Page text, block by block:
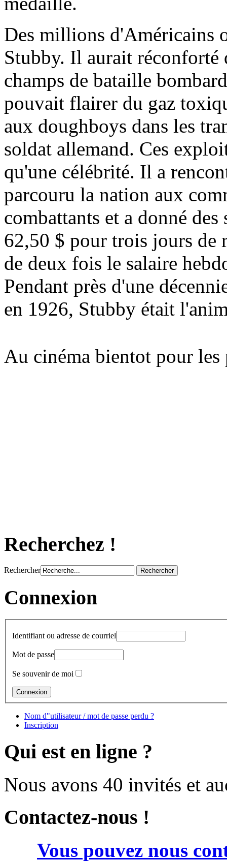
Des millions d'Américains
Stubby. Il aurait réconforté
champs de bataille
pouvait flairer du gaz
aux doughboys dans les
soldat allemand. Ces
qu'une célébrité. Il a
parcouru la nation aux
combattants et a donné
62,50 $ pour trois jours de
de deux fois le salaire
Pendant près d'une
en 1926, Stubby était
Au cinéma bientot pour les
Recherchez !
Rechercher
Connexion
Identifiant ou adresse de courriel
Mot de passe
Se souvenir de moi
Nom d"utilisateur / mot de passe perdu ?
Inscription
Qui est en ligne ?
Nous avons 40 invités et
Contactez-nous !
Vous pouvez nous